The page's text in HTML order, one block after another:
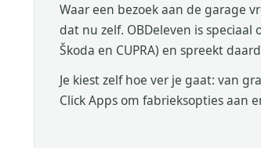
Waar een bezoek aan de garage
dat nu zelf. OBDeleven is speciaal
Škoda en CUPRA) en spreekt
Je kiest zelf hoe ver je gaat: van
Click Apps om fabrieksopties aan